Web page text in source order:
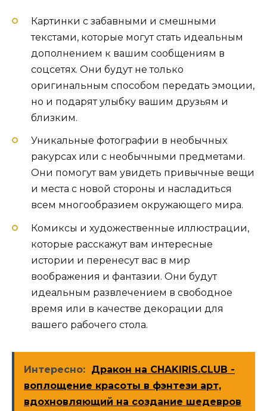
Картинки с забавными и смешными
текстами, которые могут стать идеальным
дополнением к вашим сообщениям в
соцсетях. Они будут не только
оригинальным способом передать эмоции,
но и подарят улыбку вашим друзьям и
близким.
Уникальные фотографии в необычных
ракурсах или с необычными предметами.
Они помогут вам увидеть привычные вещи
и места с новой стороны и насладиться
всем многообразием окружающего мира.
Комиксы и художественные иллюстрации,
которые расскажут вам интересные
истории и перенесут вас в мир
воображения и фантазии. Они будут
идеальным развлечением в свободное
время или в качестве декорации для
вашего рабочего стола.
Интересно: Дракон на CHAKIRIS.CLUB -
воплощение красоты в фэнтези арт,
вдохновляющий на создание шедевров